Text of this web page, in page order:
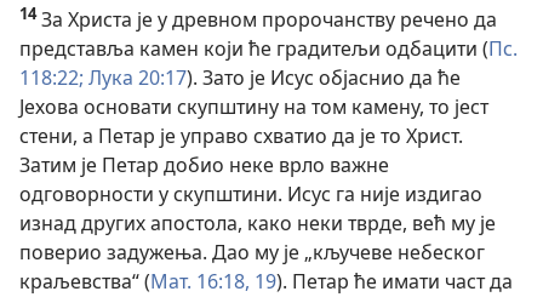
14За Христа је у древном пророчанству речено да
представља камен који ће градитељи одбацити (Пс.
118:22; Лука 20:17). Зато је Исус објаснио да ће
Јехова основати скупштину на том камену, то јест
стени, а Петар је управо схватио да је то Христ.
Затим је Петар добио неке врло важне
одговорности у скупштини. Исус га није издигао
изнад других апостола, како неки тврде, већ му је
поверио задужења. Дао му је „кључеве небеског
краљевства“ (Мат. 16:18, 19). Петар ће имати част да